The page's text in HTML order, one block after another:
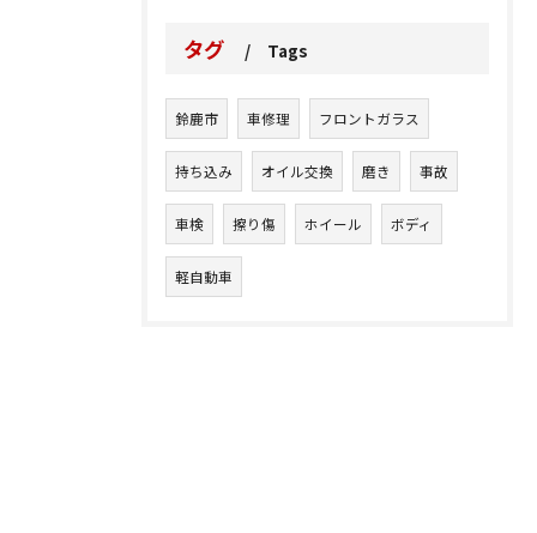
タグ Tags
鈴鹿市 車修理 フロントガラス
持ち込み オイル交換 磨き 事故
車検 擦り傷 ホイール ボディ
軽自動車